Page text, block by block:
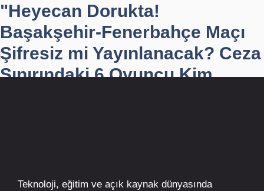
"Heyecan Dorukta!
Başakşehir-Fenerbahçe Maçı
Şifresiz mi Yayınlanacak? Ceza
Sınırındaki 6 Oyuncu Kim...
Teknoloji, eğitim ve açık kaynak dünyasında